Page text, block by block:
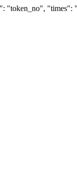
"token_no", "times":